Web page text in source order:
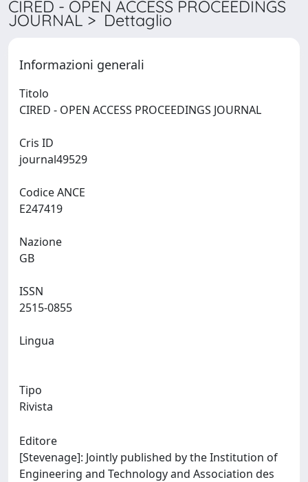
CIRED - OPEN ACCESS PROCEEDINGS
JOURNAL > Dettaglio
Informazioni generali
Titolo
Cris ID
Codice ANCE
Nazione
ISSN
Lingua
Tipo
Rivista
Editore
[Stevenage]: Jointly published by the Institution of
Engineering and Technology and Association des